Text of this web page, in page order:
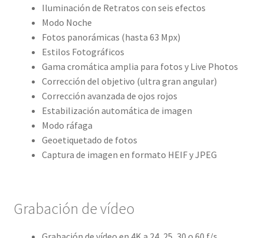
Iluminación de Retratos con seis efectos
Modo Noche
Fotos panorámicas (hasta 63 Mpx)
Estilos Fotográficos
Gama cromática amplia para fotos y Live Photos
Corrección del objetivo (ultra gran angular)
Corrección avanzada de ojos rojos
Estabilización automática de imagen
Modo ráfaga
Geoetiquetado de fotos
Captura de imagen en formato HEIF y JPEG
Grabación de vídeo